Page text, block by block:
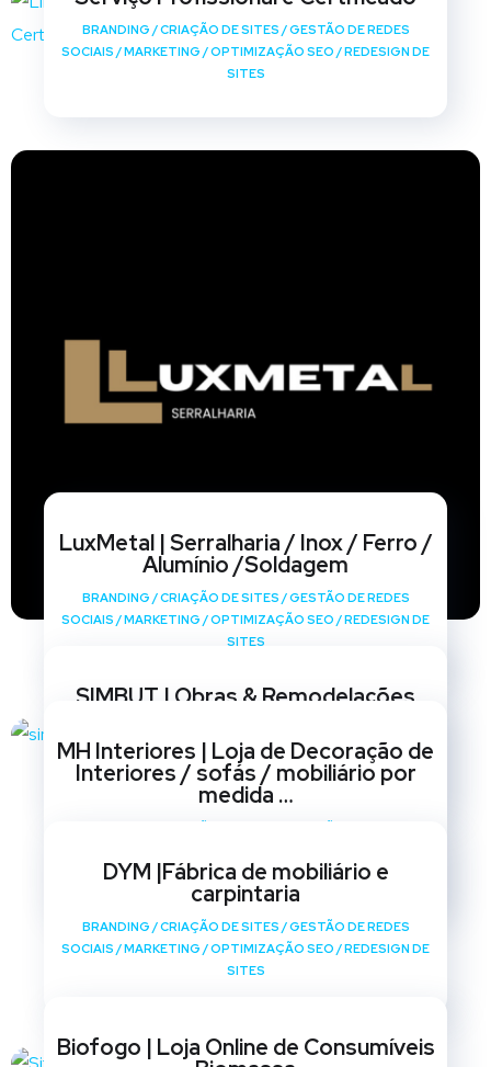
BRANDING /CRIAÇÃO DE SITES /GESTÃO DE REDES
SOCIAIS /MARKETING /OPTIMIZAÇÃO SEO /REDESIGN DE
SITES
LuxMetal | Serralharia / Inox / Ferro /
Alumínio /Soldagem
BRANDING /CRIAÇÃO DE SITES /GESTÃO DE REDES
SOCIAIS /MARKETING /OPTIMIZAÇÃO SEO /REDESIGN DE
SITES
SIMBUT | Obras & Remodelações
SOCIAIS /MARKETING OPTIMIZAÇÃO SEO/ REDESIGN DE
SITES
MH Interiores | Loja de Decoração de
Interiores / sofás / mobiliário por
medida …
SITES
DYM |Fábrica de mobiliário e
carpintaria
BRANDING /CRIAÇÃO DE SITES /GESTÃO DE REDES
SOCIAIS /MARKETING /OPTIMIZAÇÃO SEO /REDESIGN DE
SITES
Biofogo | Loja Online de Consumíveis